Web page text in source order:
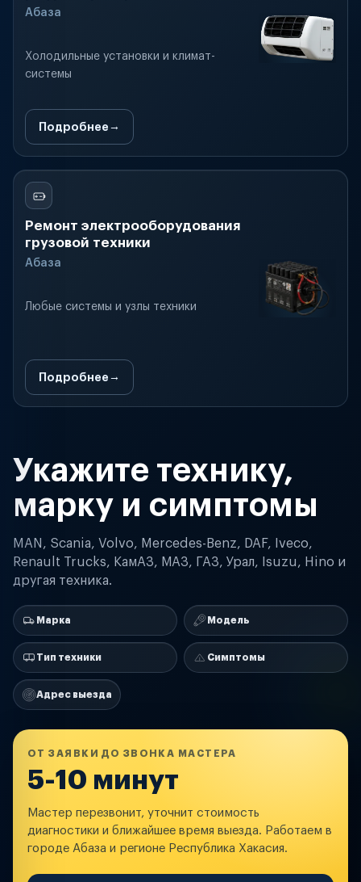
Абаза
Холодильные установки и климат-
системы
Подробнее
Ремонт электрооборудования
грузовой техники
Абаза
Любые системы и узлы техники
Подробнее
Укажите технику,
марку и симптомы
MAN, Scania, Volvo, Mercedes-Benz, DAF, Iveco,
Renault Trucks, КамАЗ, МАЗ, ГАЗ, Урал, Isuzu, Hino и
другая техника.
Марка Модель
Тип техники Симптомы
Адрес выезда
ОТ ЗАЯВКИ ДО ЗВОНКА МАСТЕРА
5-10 минут
Мастер перезвонит, уточнит стоимость
диагностики и ближайшее время выезда. Работаем в
городе Абаза и регионе Республика Хакасия.